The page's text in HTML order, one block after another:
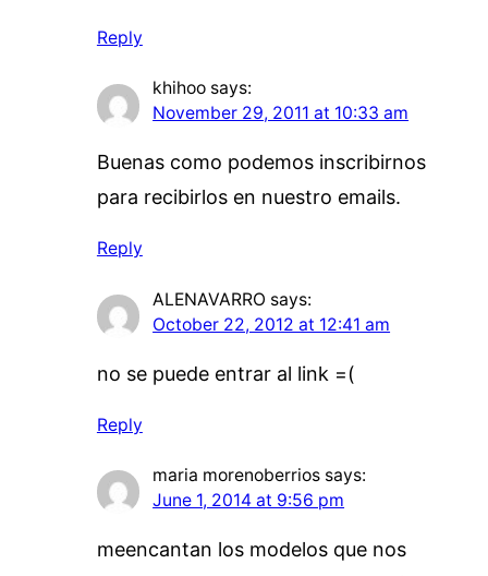
Reply
khihoo says:
November 29, 2011 at 10:33 am
Buenas como podemos inscribirnos
para recibirlos en nuestro emails.
Reply
ALENAVARRO says:
October 22, 2012 at 12:41 am
no se puede entrar al link =(
Reply
maria morenoberrios says:
June 1, 2014 at 9:56 pm
meencantan los modelos que nos